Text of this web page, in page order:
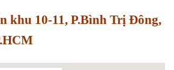
khu 10-11, P.Bình Trị Đông,